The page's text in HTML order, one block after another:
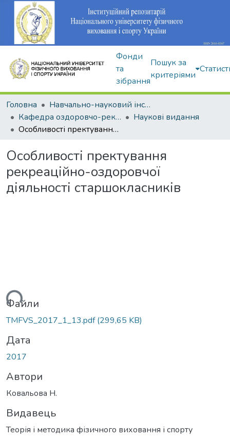
Фонди
та
зібрання
Пошук за
критеріями
Головна
Навчально-науковий інститут здоров'я, реабілітації та фізичного виховання
Кафедра оздоровчо-рекреаційної рухової активності
Наукові видання
Особливості пректування рекреаційно-оздоровчої діяльності старшокласників
Особливості пректування
рекреаційно-оздоровчої
діяльності старшокласників
Файли
TMFVS_2017_1_13.pdf(299,65 KB)
Дата
2017
Автори
Ковальова Н.
Видавець
Теорія і методика фізичного виховання і спорту